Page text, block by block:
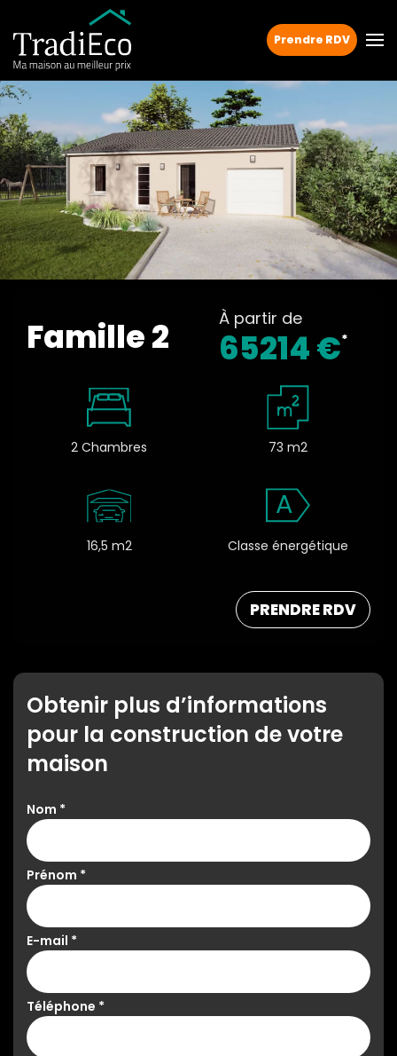
Prendre RDV
Famille 2 À partir de
65214 €*
2 Chambres 73 m2
16,5 m2
A
Classe énergétique
PRENDRE RDV
Obtenir plus d’informations
pour la construction de votre
maison
Nom *
Prénom *
E-mail *
Téléphone *